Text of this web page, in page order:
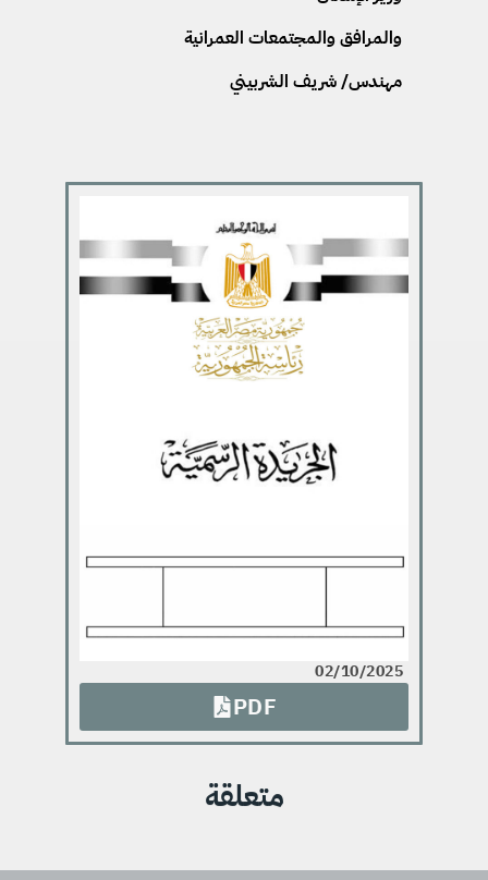
والمرافق والمجتمعات العمرانية
مهندس/ شريف الشربيني
02/10/2025
PDF
متعلقة